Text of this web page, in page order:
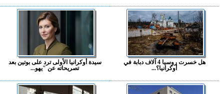
هل خسرت روسيا 4 آلاف دبابة في
أوكرانيا؟...
سيدة أوكرانيا الأولى ترد على بوتين بعد
تصريحاته عن "يهو...